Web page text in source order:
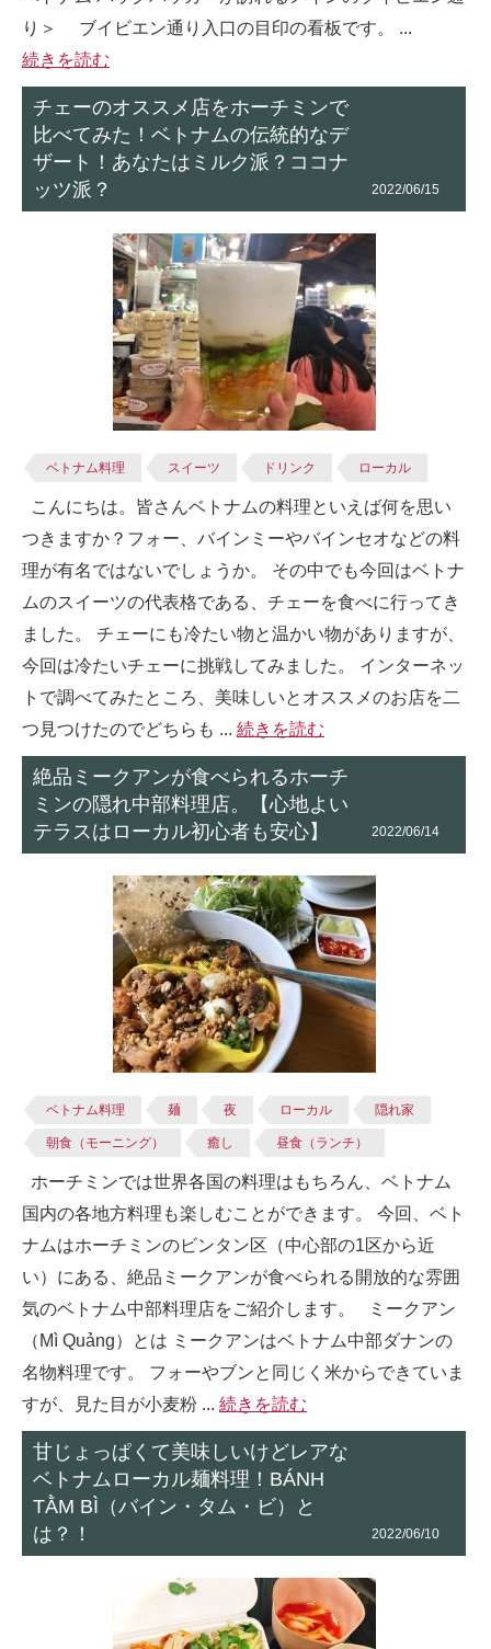
り＞ ブイビエン通り入口の目印の看板です。 ...
続きを読む
チェーのオススメ店をホーチミンで
比べてみた！ベトナムの伝統的なデ
ザート！あなたはミルク派？ココナ
ッツ派？
2022/06/15
ベトナム料理 スイーツ ドリンク ローカル
こんにちは。皆さんベトナムの料理といえば何を思い
つきますか？フォー、バインミーやバインセオなどの料
理が有名ではないでしょうか。 その中でも今回はベトナ
ムのスイーツの代表格である、チェーを食べに行ってき
ました。 チェーにも冷たい物と温かい物がありますが、
今回は冷たいチェーに挑戦してみました。 インターネッ
トで調べてみたところ、美味しいとオススメのお店を二
つ見つけたのでどちらも ... 続きを読む
絶品ミークアンが食べられるホーチ
ミンの隠れ中部料理店。【心地よい
テラスはローカル初心者も安心】
2022/06/14
ベトナム料理 麺 夜 ローカル 隠れ家
朝食（モーニング） 癒し 昼食（ランチ）
ホーチミンでは世界各国の料理はもちろん、ベトナム
国内の各地方料理も楽しむことができます。 今回、ベト
ナムはホーチミンのビンタン区（中心部の1区から近
い）にある、絶品ミークアンが食べられる開放的な雰囲
気のベトナム中部料理店をご紹介します。 ミークアン
（Mì Quảng）とは ミークアンはベトナム中部ダナンの
名物料理です。 フォーやブンと同じく米からできていま
すが、見た目が小麦粉 ... 続きを読む
甘じょっぱくて美味しいけどレアな
ベトナムローカル麺料理！BÁNH
TẰM BÌ（バイン・タム・ビ）と
は？！
2022/06/10